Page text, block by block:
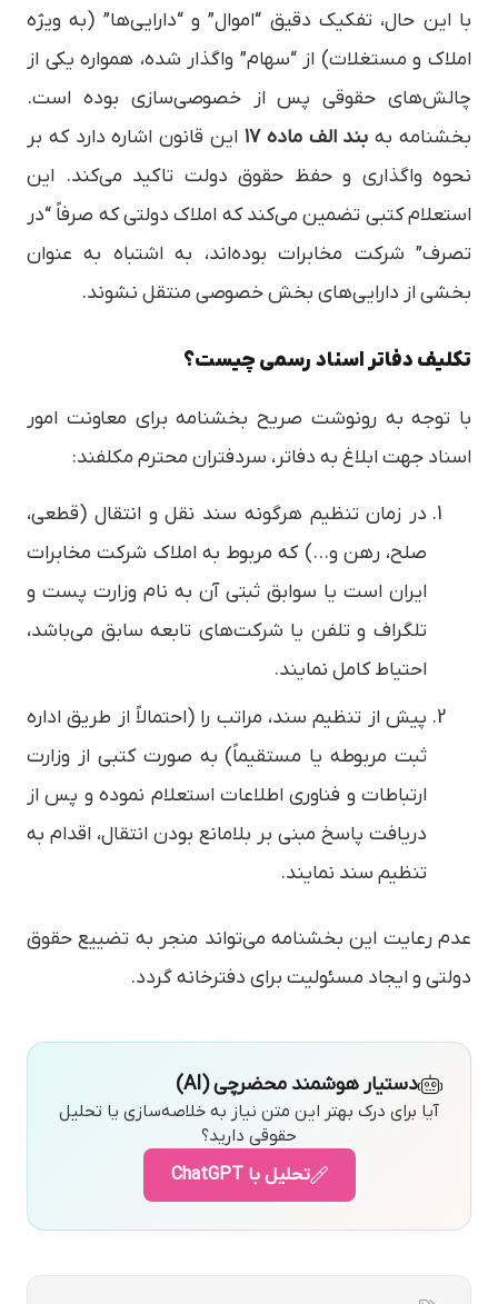
با این حال، تفکیک دقیق “اموال” و “دارایی‌ها” (به ویژه
املاک و مستغلات) از “سهام” واگذار شده، همواره یکی از
چالش‌های حقوقی پس از خصوصی‌سازی بوده است.
بخشنامه به بند الف ماده ۱۷
این قانون اشاره دارد که بر
نحوه واگذاری و حفظ حقوق دولت تاکید می‌کند. این
استعلام کتبی تضمین می‌کند که املاک دولتی که صرفاً “در
تصرف” شرکت مخابرات بوده‌اند، به اشتباه به عنوان
بخشی از دارایی‌های بخش خصوصی منتقل نشوند.
تکلیف دفاتر اسناد رسمی چیست؟
با توجه به رونوشت صریح بخشنامه برای معاونت امور
اسناد جهت ابلاغ به دفاتر، سردفتران محترم مکلفند:
در زمان تنظیم هرگونه سند نقل و انتقال (قطعی،
صلح، رهن و…) که مربوط به املاک شرکت مخابرات
ایران است یا سوابق ثبتی آن به نام وزارت پست و
تلگراف و تلفن یا شرکت‌های تابعه سابق می‌باشد،
احتیاط کامل نمایند.
پیش از تنظیم سند، مراتب را (احتمالاً از طریق اداره
ثبت مربوطه یا مستقیماً) به صورت کتبی از وزارت
ارتباطات و فناوری اطلاعات استعلام نموده و پس از
دریافت پاسخ مبنی بر بلامانع بودن انتقال، اقدام به
تنظیم سند نمایند.
عدم رعایت این بخشنامه می‌تواند منجر به تضییع حقوق
دولتی و ایجاد مسئولیت برای دفترخانه گردد.
دستیار هوشمند محضرچی (AI)
آیا برای درک بهتر این متن نیاز به خلاصه‌سازی یا تحلیل
حقوقی دارید؟
تحلیل با ChatGPT